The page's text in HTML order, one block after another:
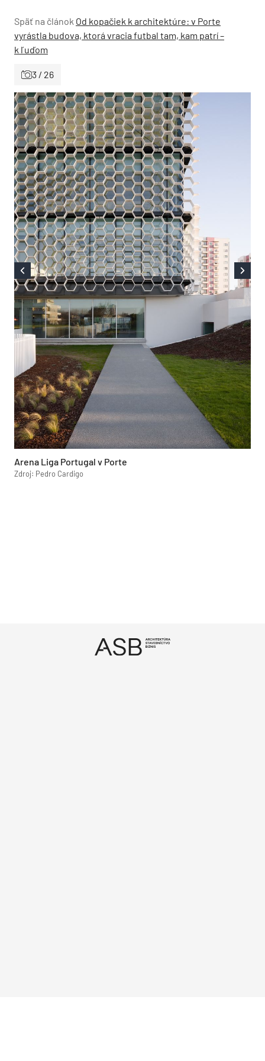
Späť na článok Od kopačiek k architektúre: v Porte
vyrástla budova, ktorá vracia futbal tam, kam patrí –
k ľuďom
3 / 26
Arena Liga Portugal v Porte
Zdroj: Pedro Cardigo